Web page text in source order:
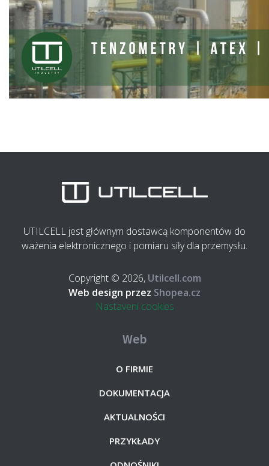
UTILCELL jest głównym dostawcą komponentów do
ważenia elektronicznego i pomiaru siły dla przemysłu.
Copyright © 2026, Utilcell.com
Web design przez Shopea.cz
Nastavení cookies
Web
O FIRMIE
DOKUMENTACJA
AKTUALNOŚCI
PRZYKŁADY